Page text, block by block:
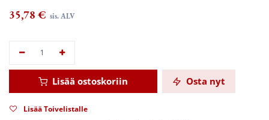
35,78 € sis. ALV
Lisää ostoskoriin Osta nyt
Lisää Toivelistalle